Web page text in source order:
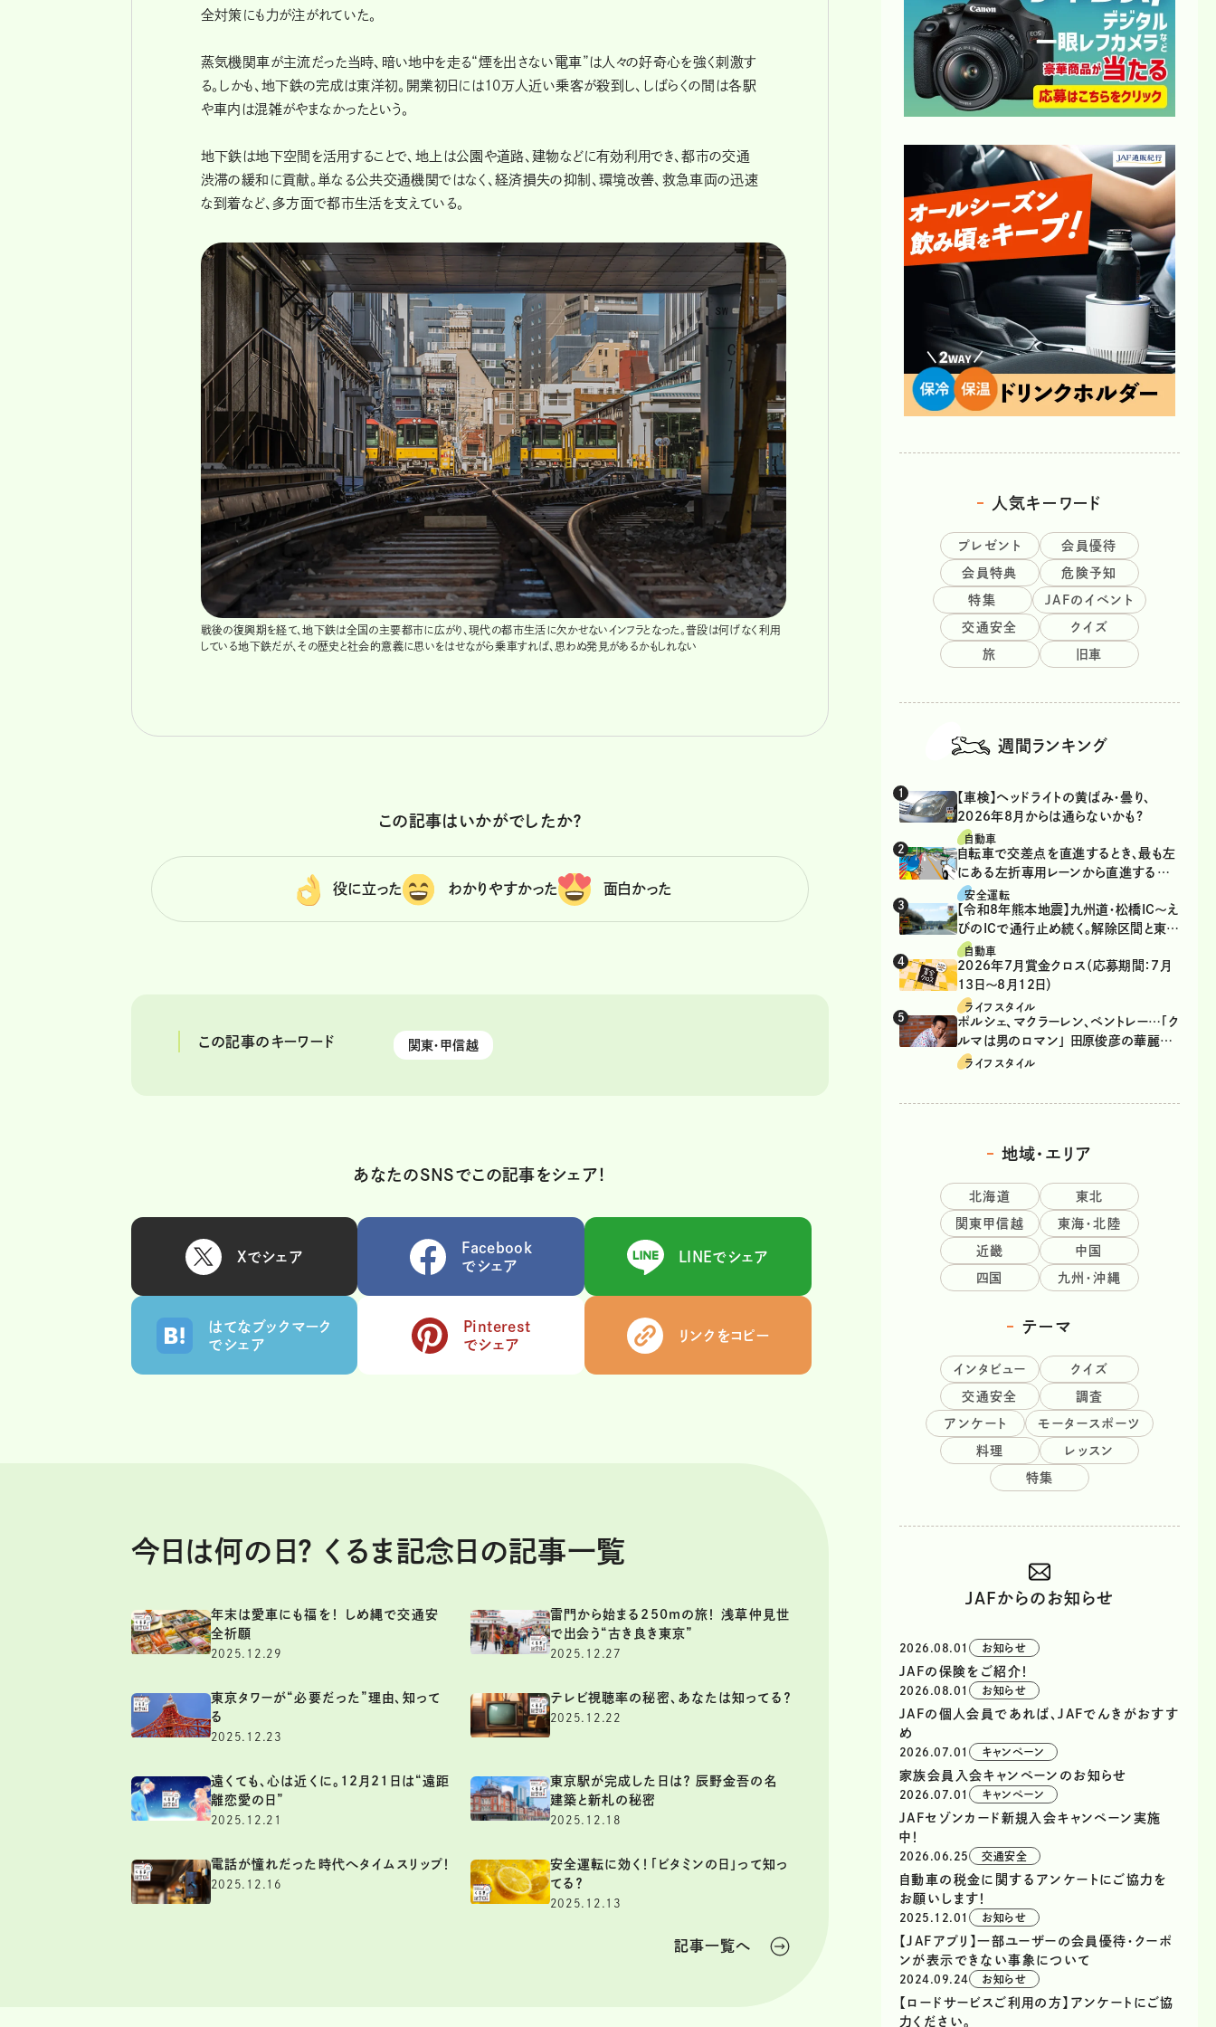
全対策にも力が注がれていた。
蒸気機関車が主流だった当時、暗い地中を走る“煙を出さない電車”は人々の好奇心を強く刺激す
る。しかも、地下鉄の完成は東洋初。開業初日には10万人近い乗客が殺到し、しばらくの間は各駅
や車内は混雑がやまなかったという。
地下鉄は地下空間を活用することで、地上は公園や道路、建物などに有効利用でき、都市の交通
渋滞の緩和に貢献。単なる公共交通機関ではなく、経済損失の抑制、環境改善、救急車両の迅速
な到着など、多方面で都市生活を支えている。
戦後の復興期を経て、地下鉄は全国の主要都市に広がり、現代の都市生活に欠かせないインフラとなった。普段は何げなく利用
している地下鉄だが、その歴史と社会的意義に思いをはせながら乗車すれば、思わぬ発見があるかもしれない
この記事はいかがでしたか？
役に立った わかりやすかった 面白かった
この記事のキーワード 関東・甲信越
あなたのSNSでこの記事をシェア！
Xでシェア
Facebook
でシェア
LINEでシェア
はてなブックマーク
でシェア
Pinterest
でシェア
リンクをコピー
今日は何の日？ くるま記念日の記事一覧
年末は愛車にも福を！ しめ縄で交通安
全祈願
2025.12.29
雷門から始まる250mの旅！ 浅草仲見世
で出会う“古き良き東京”
2025.12.27
東京タワーが“必要だった”理由、知って
る
2025.12.23
テレビ視聴率の秘密、あなたは知ってる？
2025.12.22
遠くても、心は近くに。12月21日は“遠距
離恋愛の日”
2025.12.21
東京駅が完成した日は？ 辰野金吾の名
建築と新札の秘密
2025.12.18
電話が憧れだった時代へタイムスリップ！
2025.12.16
安全運転に効く！「ビタミンの日」って知っ
てる？
2025.12.13
記事一覧へ
人気キーワード
プレゼント 会員優待
会員特典 危険予知
特集 JAFのイベント
交通安全 クイズ
旅 旧車
週間ランキング
【車検】ヘッドライトの黄ばみ・曇り、
2026年8月からは通らないかも?
自動車
自転車で交差点を直進するとき、最も左
にある左折専用レーンから直進するの
は、違反？
安全運転
【令和8年熊本地震】九州道・松橋IC～え
びのICで通行止め続く。解除区間と東九
州道の迂回ルート
自動車
2026年7月賞金クロス（応募期間：7月
13日～8月12日）
ライフスタイル
ポルシェ、マクラーレン、ベントレー…「ク
ルマは男のロマン」 田原俊彦の華麗な
る愛車遍歴
ライフスタイル
地域・エリア
北海道 東北
関東甲信越 東海・北陸
近畿 中国
四国 九州・沖縄
テーマ
インタビュー クイズ
交通安全 調査
アンケート モータースポーツ
料理 レッスン
特集
JAFからのお知らせ
2026.08.01 お知らせ
JAFの保険をご紹介！
2026.08.01 お知らせ
JAFの個人会員であれば、JAFでんきがおすす
め
2026.07.01 キャンペーン
家族会員入会キャンペーンのお知らせ
2026.07.01 キャンペーン
JAFセゾンカード新規入会キャンペーン実施
中！
2026.06.25 交通安全
自動車の税金に関するアンケートにご協力を
お願いします！
2025.12.01 お知らせ
【JAFアプリ】一部ユーザーの会員優待・クーポ
ンが表示できない事象について
2024.09.24 お知らせ
【ロードサービスご利用の方】アンケートにご協
力ください。